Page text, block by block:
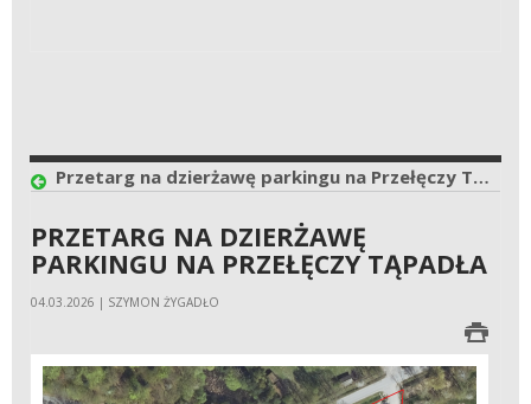
Przetarg na dzierżawę parkingu na Przełęczy Tąpadła
PRZETARG NA DZIERŻAWĘ
PARKINGU NA PRZEŁĘCZY TĄPADŁA
04.03.2026 | SZYMON ŻYGADŁO